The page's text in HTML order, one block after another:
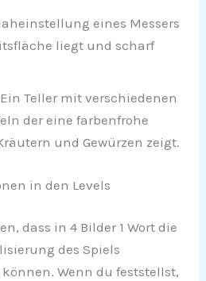
eines Messers
liegt und scharf
Ein Teller mit verschiedenen
der eine farbenfrohe
und Gewürzen zeigt.
in den Levels
dass in 4 Bilder 1 Wort die
des Spiels
Wenn du feststellst,